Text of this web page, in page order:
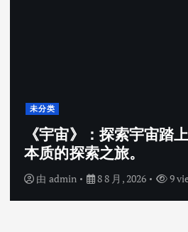
未分类
《宇宙》：探索宇宙踏
本质的探索之旅。
由 admin 8 8 月, 2026 9